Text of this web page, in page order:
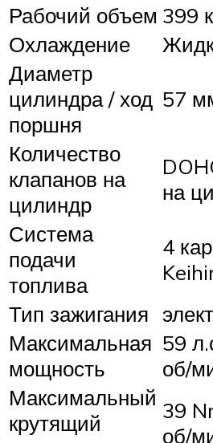
Рабочий объем 399
Охлаждение
Диаметр
цилиндра / ход
поршня
57
Количество
клапанов на
цилиндр
на
Система
подачи
топлива
4
Тип зажигания
Максимальная
мощность
59
об/
Максимальный
крутящий
39
об/